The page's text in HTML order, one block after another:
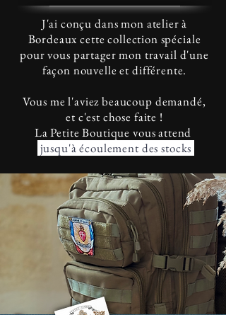
J'ai conçu dans mon atelier à
Bordeaux cette collection spéciale
pour vous partager mon travail d'une
façon nouvelle et différente.
Vous me l'aviez beaucoup demandé,
et c'est chose faite !
La Petite Boutique vous attend
jusqu'à écoulement des stocks